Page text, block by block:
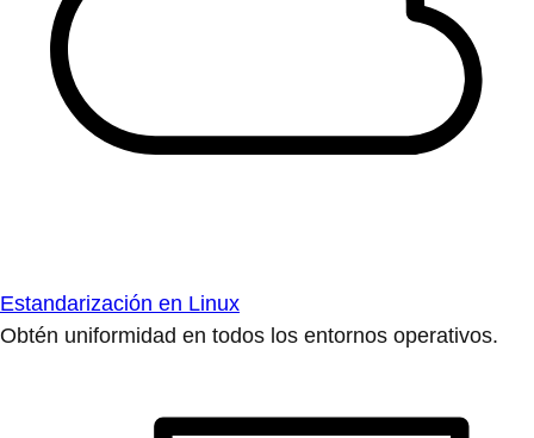
Estandarización en Linux
Obtén uniformidad en todos los entornos operativos.